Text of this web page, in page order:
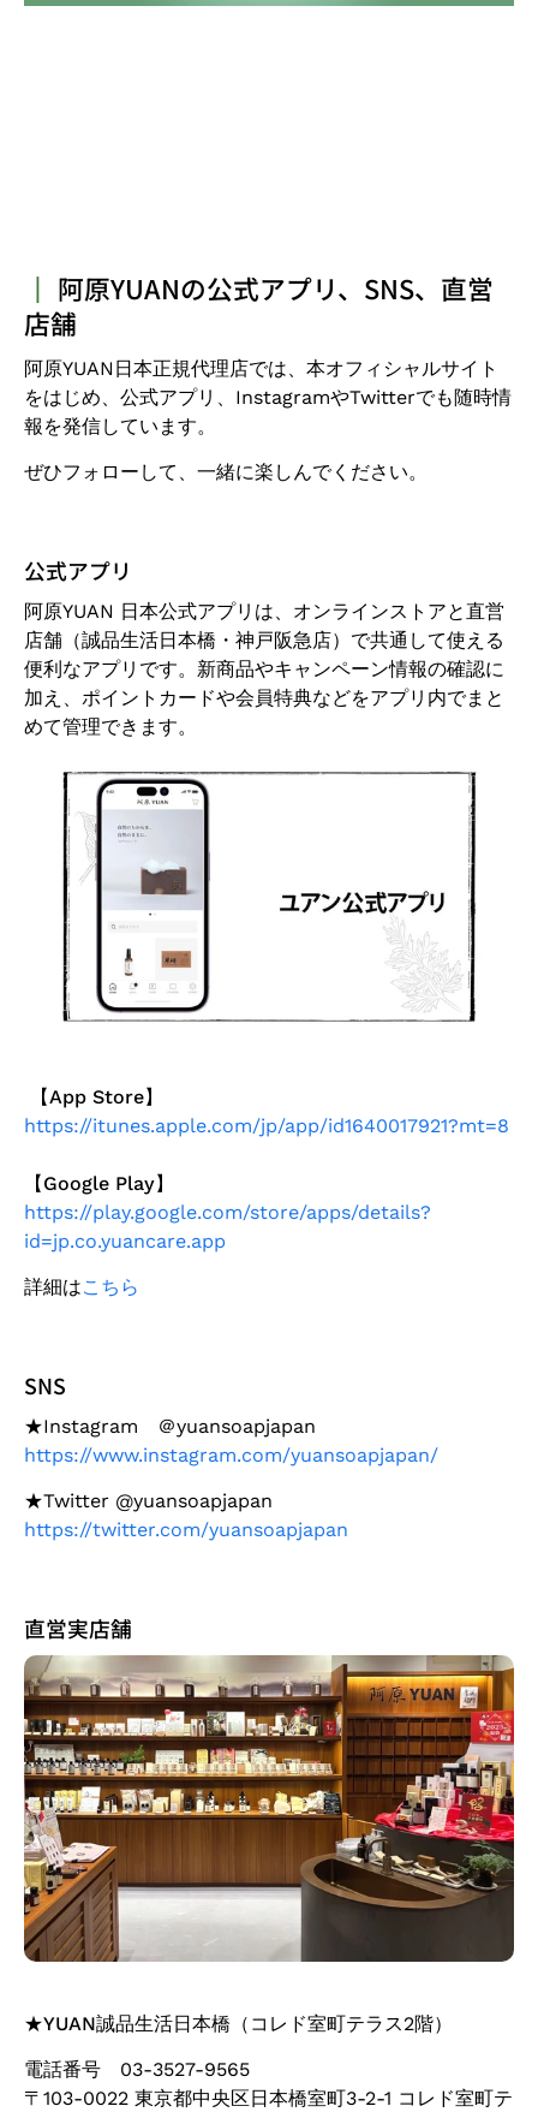
┃ 阿原YUANの公式アプリ、SNS、直営
店舗
阿原YUAN日本正規代理店では、本オフィシャルサイト
をはじめ、公式アプリ、 InstagramやTwitterでも随時情
報を発信しています。
ぜひフォローして、一緒に楽しんでください。
公式アプリ
阿原YUAN 日本公式アプリは、オンラインストアと直営
店舗（誠品生活日本橋・神戸阪急店）で共通して使える
便利なアプリです。新商品やキャンペーン情報の確認に
加え、ポイントカードや会員特典などをアプリ内でまと
めて管理できます。
【App Store】
https://itunes.apple.com/jp/app/id1640017921?mt=8
【Google Play】
https://play.google.com/store/apps/details?
id=jp.co.yuancare.app
詳細はこちら
SNS
★Instagram ＠yuansoapjapan
https://www.instagram.com/yuansoapjapan/
★Twitter @yuansoapjapan
https://twitter.com/yuansoapjapan
直営実店舗
★YUAN誠品生活日本橋 （コレド室町テラス2階）
電話番号 03-3527-9565
〒103-0022 東京都中央区日本橋室町3-2-1 コレド室町テ